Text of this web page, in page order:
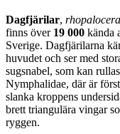
Dagfjärilar, rhopalocera
finns över 19 000 kända
Sverige. Dagfjärilarna
huvudet och ser med
sugsnabel, som kan
Nymphalidae, där är
slanka kroppens
brett triangulära vingar
ryggen.